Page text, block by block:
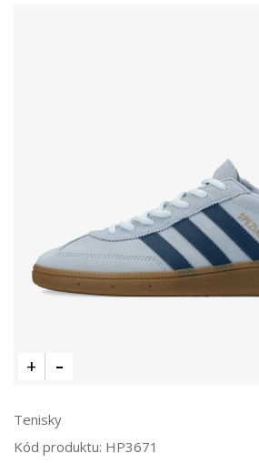
Tenisky
Kód produktu: HP3671